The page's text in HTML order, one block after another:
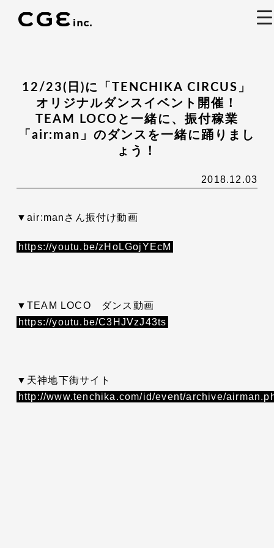
12/23(日)に「TENCHIKA CIRCUS」
オリジナルダンスイベント開催！
TEAM LOCOと一緒に、振付稼業
「air:man」のダンスを一緒に踊りまし
ょう！
2018.12.03
▼air:manさん振付け動画
https://youtu.be/zHoLGojYEcM
▼TEAM LOCO ダンス動画
https://youtu.be/C3HJVzJ43ts
▼天神地下街サイト
http://www.tenchika.com/id/event/archive/